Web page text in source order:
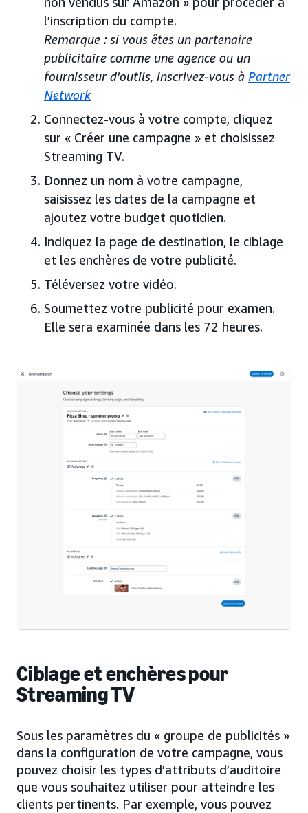
l’inscription du compte.
Remarque : si vous êtes un partenaire
publicitaire comme une agence ou un
fournisseur d'outils, inscrivez-vous à Partner
Network
Connectez-vous à votre compte, cliquez
sur « Créer une campagne » et choisissez
Streaming TV.
Donnez un nom à votre campagne,
saisissez les dates de la campagne et
ajoutez votre budget quotidien.
Indiquez la page de destination, le ciblage
et les enchères de votre publicité.
Téléversez votre vidéo.
Soumettez votre publicité pour examen.
Elle sera examinée dans les 72 heures.
Ciblage et enchères pour
Streaming TV
Sous les paramètres du « groupe de publicités »
dans la configuration de votre campagne, vous
pouvez choisir les types d’attributs d’auditoire
que vous souhaitez utiliser pour atteindre les
clients pertinents. Par exemple, vous pouvez